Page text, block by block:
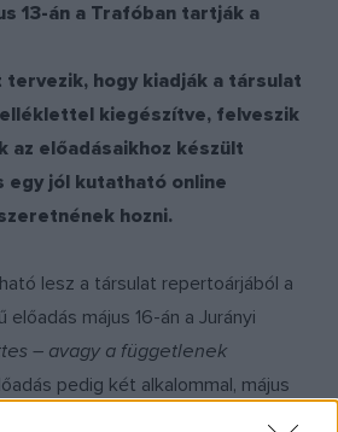
13-án a Trafóban tartják a
hogy kiadják a társulat
kiegészítve, felveszik
az előadásaikhoz készült
egy jól kutatható online
hozni.
lesz a társulat repertoárjából a
előadás május 16-án a Jurányi
– avagy a függetlenek
pedig két alkalommal, május
Örkény Stúdióban. A már többször